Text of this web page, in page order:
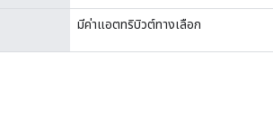
มีค่าแอตทริบิวต์ทางเลือก